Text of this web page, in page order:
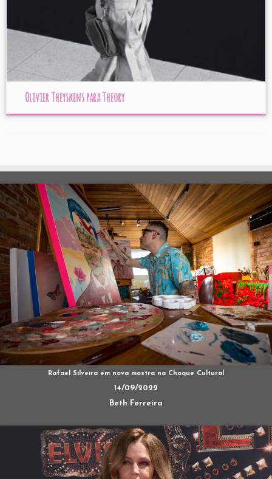
Olivier Theyskens para Theory
Rafael Silveira em nova mostra na Choque Cultural
14/09/2022
Beth Ferreira